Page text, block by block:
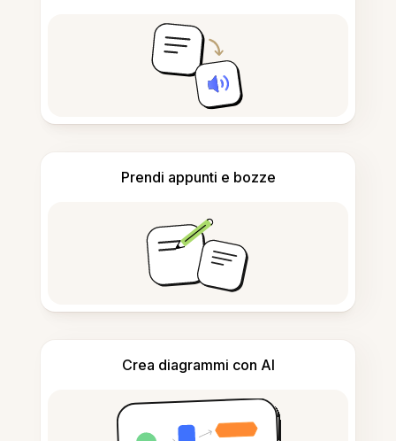
Prendi appunti e bozze
Crea diagrammi con AI